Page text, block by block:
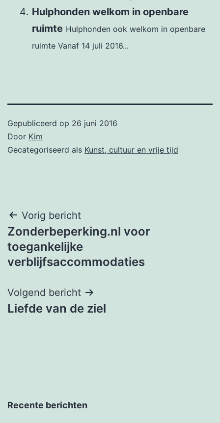
Hulphonden welkom in openbare
ruimte Hulphonden ook welkom in openbare
ruimte Vanaf 14 juli 2016...
Gepubliceerd op 26 juni 2016
Door Kim
Gecategoriseerd als Kunst, cultuur en vrije tijd
Bericht
navigatie
Vorig bericht
Zonderbeperking.nl voor
toegankelijke
verblijfsaccommodaties
Volgend bericht
Liefde van de ziel
Recente berichten